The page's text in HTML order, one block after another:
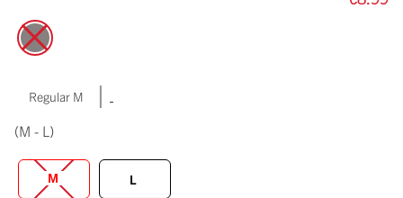
Regular M |
(M - L)
M L